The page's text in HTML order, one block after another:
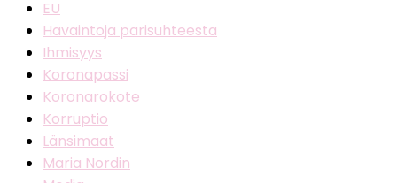
EU
Havaintoja parisuhteesta
Ihmisyys
Koronapassi
Koronarokote
Korruptio
Länsimaat
Maria Nordin